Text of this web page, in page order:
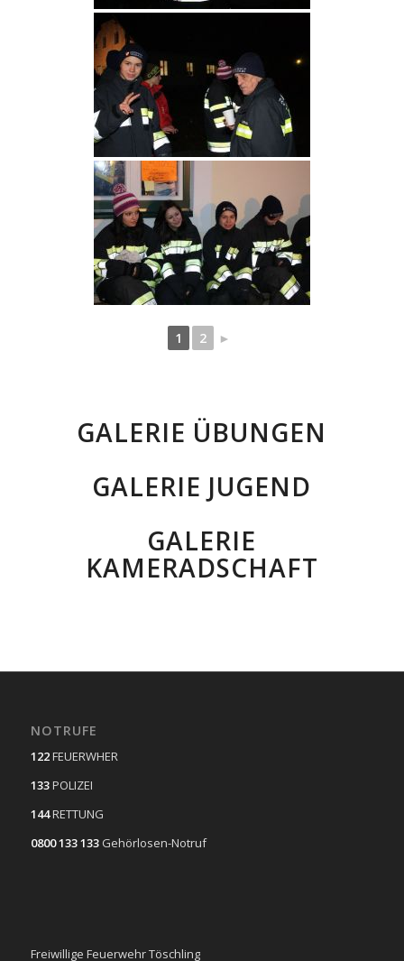
1 2 ►
GALERIE ÜBUNGEN
GALERIE JUGEND
GALERIE
KAMERADSCHAFT
NOTRUFE
122FEUERWHER
133POLIZEI
144RETTUNG
0800 133 133 Gehörlosen-Notruf
Freiwillige Feuerwehr Töschling